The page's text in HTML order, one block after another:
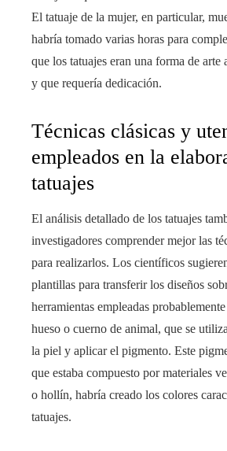
El tatuaje de la mujer, en particular,
habría tomado varias horas para
que los tatuajes eran una forma de arte
y que requería dedicación.
Técnicas clásicas y
empleados en la
tatuajes
El análisis detallado de los tatuajes
investigadores comprender mejor las
para realizarlos. Los científicos
plantillas para transferir los diseños
herramientas empleadas
hueso o cuerno de animal, que se
la piel y aplicar el pigmento. Este
que estaba compuesto por materiales
o hollín, habría creado los colores
tatuajes.